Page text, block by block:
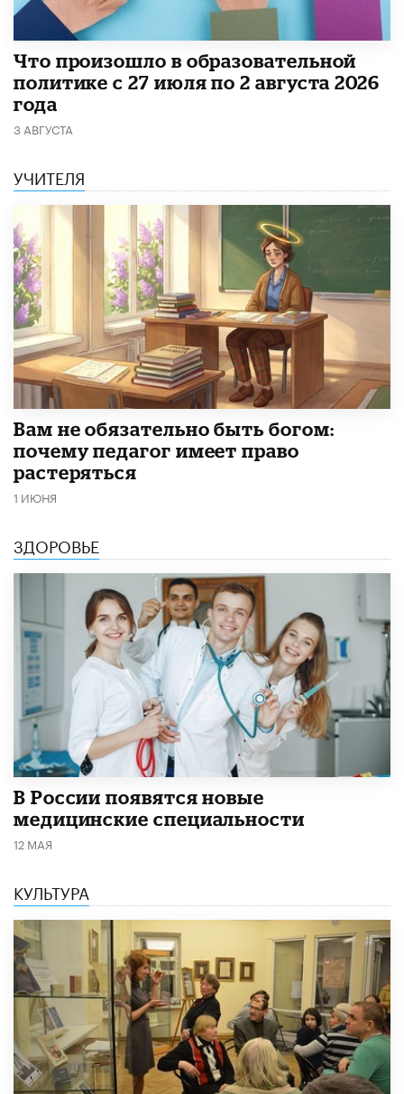
​Что произошло в образовательной
политике с 27 июля по 2 августа 2026
года
3 АВГУСТА
УЧИТЕЛЯ
​Вам не обязательно быть богом:
почему педагог имеет право
растеряться
1 ИЮНЯ
ЗДОРОВЬЕ
В России появятся новые
медицинские специальности
12 МАЯ
КУЛЬТУРА